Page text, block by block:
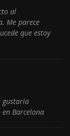
al
Me parece
que estoy
gustaría
Barcelona